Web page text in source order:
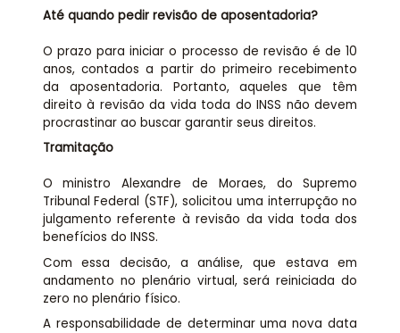
Até quando pedir revisão de aposentadoria?
O prazo para iniciar o processo de revisão é de 10
anos, contados a partir do primeiro recebimento
da aposentadoria. Portanto, aqueles que têm
direito à revisão da vida toda do INSS não devem
procrastinar ao buscar garantir seus direitos.
Tramitação
O ministro Alexandre de Moraes, do Supremo
Tribunal Federal (STF), solicitou uma interrupção no
julgamento referente à revisão da vida toda dos
benefícios do INSS.
Com essa decisão, a análise, que estava em
andamento no plenário virtual, será reiniciada do
zero no plenário físico.
A responsabilidade de determinar uma nova data